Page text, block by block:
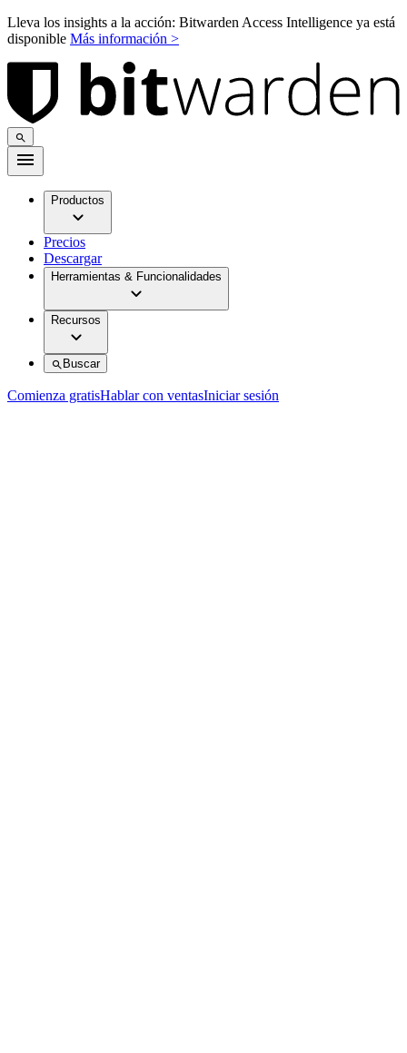
Lleva los insights a la acción: Bitwarden Access Intelligence ya está
disponible Más información >
Productos
Precios
Descargar
Herramientas & Funcionalidades
Recursos
Buscar
Comienza gratisHablar con ventasIniciar sesión